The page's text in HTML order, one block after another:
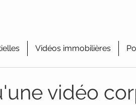
Vidéos immobilières
vidéo